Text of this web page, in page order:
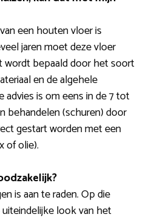
een houten vloer is
jaren moet deze vloer
wordt bepaald door het soort
en de algehele
advies is om eens in de 7 tot
behandelen (schuren) door
gestart worden met een
of olie).
is aan te raden. Op die
look van het